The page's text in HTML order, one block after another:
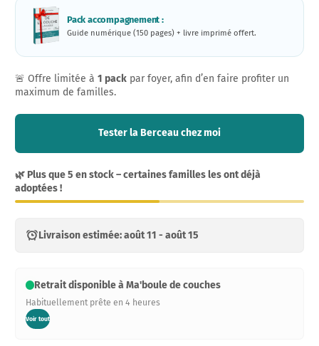
Pack accompagnement :
Guide numérique (150 pages) + livre imprimé offert.
🚨 Offre limitée à 1 pack par foyer, afin d’en faire profiter un
maximum de familles.
Tester la Berceau chez moi
🌿 Plus que 5 en stock – certaines familles les ont déjà
adoptées !
Livraison estimée: août 11 - août 15
Retrait disponible à Ma'boule de couches
Habituellement prête en 4 heures
Voir tout